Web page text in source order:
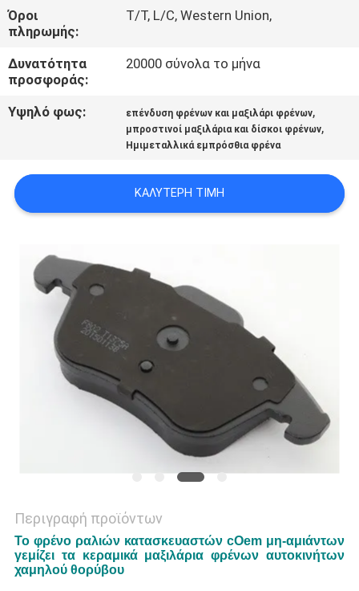
ΖΗΤΉΣΤΕ
ΈΝΑ
ΑΠΌΣΠΑΣΜΑ
PRIVACY
POLICY
Όροι
πληρωμής:
T/T, L/C, Western Union,
Δυνατότητα
προσφοράς:
20000 σύνολα το μήνα
Υψηλό φως: επένδυση φρένων και μαξιλάρι φρένων,
μπροστινοί μαξιλάρια και δίσκοι φρένων,
Ημιμεταλλικά εμπρόσθια φρένα
ΚΑΛΎΤΕΡΗ ΤΙΜΉ
Περιγραφή προϊόντων
Το φρένο ραλιών κατασκευαστών cOem μη-αμιάντων
γεμίζει τα κεραμικά μαξιλάρια φρένων αυτοκινήτων
χαμηλού θορύβου